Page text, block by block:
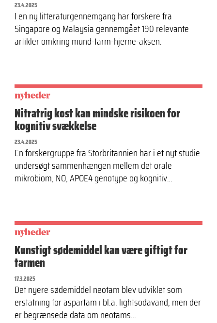
23.4.2025
I en ny litteraturgennemgang har forskere fra
Singapore og Malaysia gennemgået 190 relevante
artikler omkring mund-tarm-hjerne-aksen.
nyheder
Nitratrig kost kan mindske risikoen for
kognitiv svækkelse
23.4.2025
En forskergruppe fra Storbritannien har i et nyt studie
undersøgt sammenhængen mellem det orale
mikrobiom, NO, APOE4 genotype og kognitiv…
nyheder
Kunstigt sødemiddel kan være giftigt for
tarmen
17.3.2025
Det nyere sødemiddel neotam blev udviklet som
erstatning for aspartam i bl.a. lightsodavand, men der
er begrænsede data om neotams…